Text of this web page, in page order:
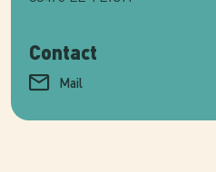
Contact
Mail